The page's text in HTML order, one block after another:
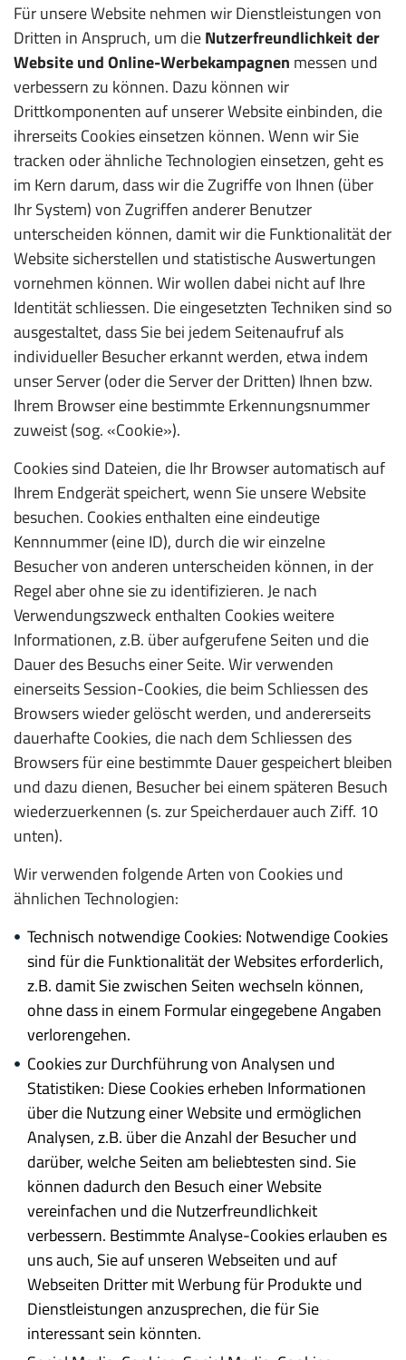
Für unsere Website nehmen wir Dienstleistungen von
Dritten in Anspruch, um dieNutzerfreundlichkeit der
Website und Online-Werbekampagnen messen und
verbessern zu können. Dazu können wir
Drittkomponenten auf unserer Website einbinden, die
ihrerseits Cookies einsetzen können. Wenn wir Sie
tracken oder ähnliche Technologien einsetzen, geht es
im Kern darum, dass wir die Zugriffe von Ihnen (über
Ihr System) von Zugriffen anderer Benutzer
unterscheiden können, damit wir die Funktionalität der
Website sicherstellen und statistische Auswertungen
vornehmen können. Wir wollen dabei nicht auf Ihre
Identität schliessen. Die eingesetzten Techniken sind so
ausgestaltet, dass Sie bei jedem Seitenaufruf als
individueller Besucher erkannt werden, etwa indem
unser Server (oder die Server der Dritten) Ihnen bzw.
Ihrem Browser eine bestimmte Erkennungsnummer
zuweist (sog. «Cookie»).
Cookies sind Dateien, die Ihr Browser automatisch auf
Ihrem Endgerät speichert, wenn Sie unsere Website
besuchen. Cookies enthalten eine eindeutige
Kennnummer (eine ID), durch die wir einzelne
Besucher von anderen unterscheiden können, in der
Regel aber ohne sie zu identifizieren. Je nach
Verwendungszweck enthalten Cookies weitere
Informationen, z.B. über aufgerufene Seiten und die
Dauer des Besuchs einer Seite. Wir verwenden
einerseits Session-Cookies, die beim Schliessen des
Browsers wieder gelöscht werden, und andererseits
dauerhafte Cookies, die nach dem Schliessen des
Browsers für eine bestimmte Dauer gespeichert bleiben
und dazu dienen, Besucher bei einem späteren Besuch
wiederzuerkennen (s. zur Speicherdauer auch Ziff. 10
unten).
Wir verwenden folgende Arten von Cookies und
ähnlichen Technologien:
Technisch notwendige Cookies: Notwendige Cookies
sind für die Funktionalität der Websites erforderlich,
z.B. damit Sie zwischen Seiten wechseln können,
ohne dass in einem Formular eingegebene Angaben
verlorengehen.
Cookies zur Durchführung von Analysen und
Statistiken: Diese Cookies erheben Informationen
über die Nutzung einer Website und ermöglichen
Analysen, z.B. über die Anzahl der Besucher und
darüber, welche Seiten am beliebtesten sind. Sie
können dadurch den Besuch einer Website
vereinfachen und die Nutzerfreundlichkeit
verbessern. Bestimmte Analyse-Cookies erlauben es
uns auch, Sie auf unseren Webseiten und auf
Webseiten Dritter mit Werbung für Produkte und
Dienstleistungen anzusprechen, die für Sie
interessant sein könnten.